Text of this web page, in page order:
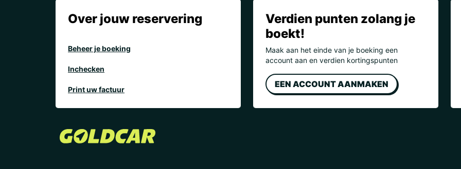
Over jouw reservering
Beheer je boeking
Inchecken
Print uw factuur
Verdien punten zolang je
boekt!
Maak aan het einde van je boeking een
account aan en verdien kortingspunten
EEN ACCOUNT AANMAKEN